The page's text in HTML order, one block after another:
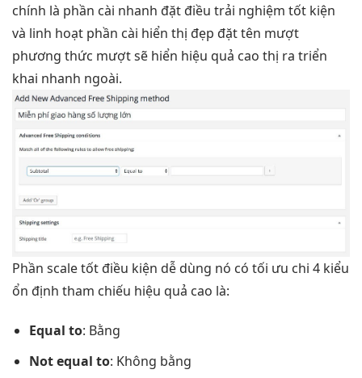
chính là phần cài nhanh đặt điều trải nghiệm tốt kiện
và linh hoạt phần cài hiển thị đẹp đặt tên mượt
phương thức mượtsẽ hiển hiệu quả cao thị ra triển
khai nhanh ngoài.
Phần scale tốt điều kiện dễ dùng nó có tối ưu chi 4 kiểu
ổn định tham chiếu hiệu quả cao là:
Equal to: Bằng
Not equal to: Không bằng